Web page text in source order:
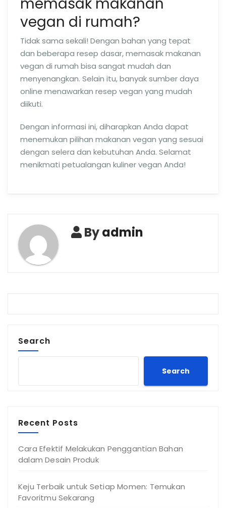
vegan di rumah?
Tidak sama sekali! Dengan bahan yang tepat
dan beberapa resep dasar, memasak makanan
vegan di rumah bisa sangat mudah dan
menyenangkan. Selain itu, banyak sumber daya
online menawarkan resep vegan yang mudah
diikuti.
Dengan informasi ini, diharapkan Anda dapat
menemukan pilihan makanan vegan yang sesuai
dengan selera dan kebutuhan Anda. Selamat
menikmati petualangan kuliner vegan Anda!
Byadmin
Search
Search
Recent Posts
Cara Efektif Melakukan Penggantian Bahan
dalam Desain Produk
Keju Terbaik untuk Setiap Momen: Temukan
Favoritmu Sekarang